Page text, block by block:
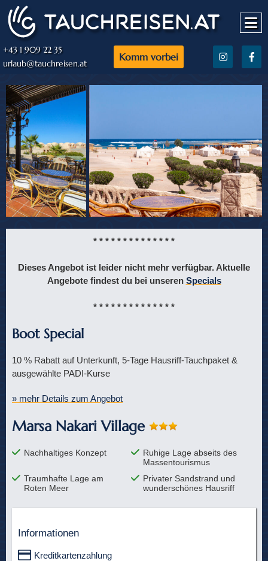
+43 1 909 22 35
urlaub@tauchreisen.at
Komm vorbei
Informationen
Kreditkartenzahlung
* * * * * * * * * * * * * *
Dieses Angebot ist leider nicht mehr verfügbar. Aktuelle
Angebote findest du bei unseren Specials
* * * * * * * * * * * * * *
Boot Special
10 % Rabatt auf Unterkunft, 5-Tage Hausriff-Tauchpaket &
ausgewählte PADI-Kurse
» mehr Details zum Angebot
Marsa Nakari Village
Nachhaltiges Konzept
Ruhige Lage abseits des
Massentourismus
Traumhafte Lage am
Roten Meer
Privater Sandstrand und
wunderschönes Hausriff